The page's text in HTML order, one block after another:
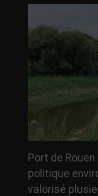
Port de Rouen
politique
valorisé